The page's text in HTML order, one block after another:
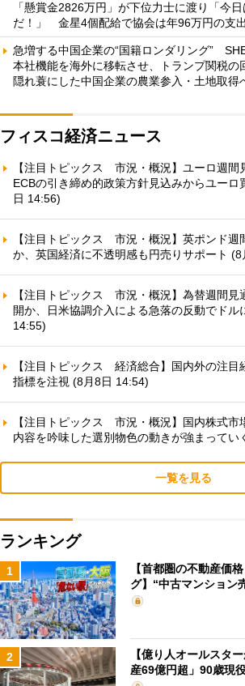
「懸賞金2826万円」が下位力士に渡り「今
だ！」 金星4個配給で協会は年96万円の支
急増する中国企業の“国籍ロンダリング”
本社機能を海外に移転させ、トランプ関税
隠れ蓑にした中国企業の農業参入・土地取得
フィスコ経済ニュース
【注目トピックス 市況・概況】ユーロ週間
ECBの引き締め的政策方針見込みからユー
日 14:56)
【注目トピックス 市況・概況】英ポンド週
か、英国経済に不透明感も円売りサポート
【注目トピックス 市況・概況】為替週間見
開か、日米協調介入による急落の反動でドル
14:55)
【注目トピックス 経済総合】国内外の注目
指標を注視 (8月8日 14:54)
【注目トピックス 市況・概況】国内株式市
内容を吟味した選別物色の動きが強まってい
一覧を見る
ランキング
1
【首都圏の不動産価
グ】“中古マンション
2
【億り人オールスタ
産69億円超」90歳現